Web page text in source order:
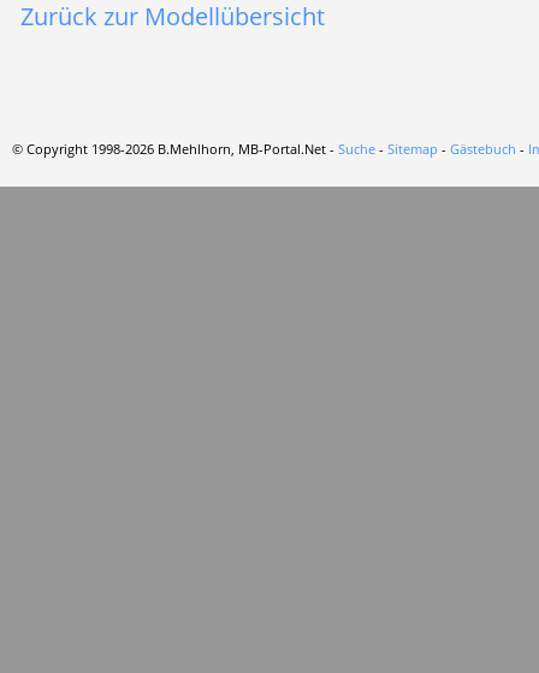
Zurück zur Modellübersicht
© Copyright 1998-2026 B.Mehlhorn, MB-Portal.Net - Suche - Sitemap - Gästebuch -